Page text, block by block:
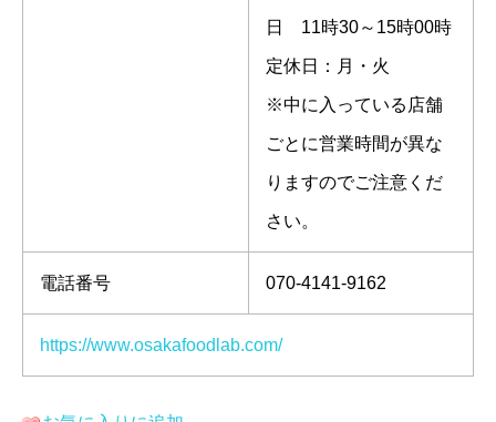
日 11時30～15時00時
定休日：月・火
※中に入っている店舗
ごとに営業時間が異な
りますのでご注意くだ
さい。
電話番号 070-4141-9162
https://www.osakafoodlab.com/